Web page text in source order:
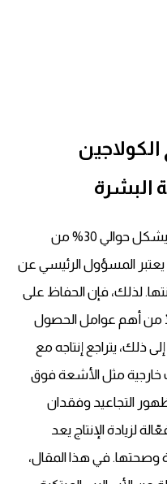
الكولاجين
البشرة
الكولاجين، البروتين الأساسي الذي يشكل حوالي 30% من
المسؤول الرئيسي عن
لذلك، فإن الحفاظ على
من أهم عوامل الحصول
ذلك، يتراجع إنتاجه مع
خارجية مثل الأشعة فوق
التجاعيد وفقدان
لزيادة الإنتاج يعد
وصحتها. في هذا المقال،